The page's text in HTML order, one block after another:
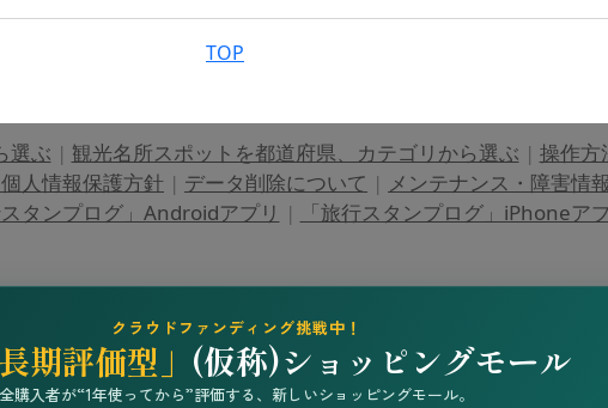
TOP
選ぶ | 観光名所スポットを都道府県、カテゴリから選ぶ | 操作方
人情報保護方針 | データ削除について | メンテナンス・障害情報
スタンプログ」Androidアプリ | 「旅行スタンプログ」iPhoneア
クラウドファンディング挑戦中！
期評価型」 (仮称)ショッピングモール
全購入者が“1年使ってから”評価する、新しいショッピングモール。